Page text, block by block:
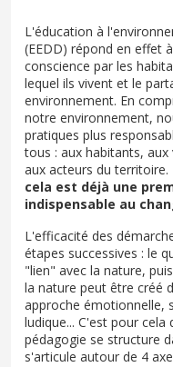
L'éducation à
(EEDD) répond en effet
conscience par les
lequel ils vivent et le
environnement. En
notre environnement,
pratiques plus
tous : aux habitants,
aux acteurs du territoire.
cela est déjà une
indispensable au
L'efficacité des
étapes successives : le
"lien" avec la nature,
la nature peut être créé
approche émotionnelle,
ludique... C'est pour
pédagogie se structure
s'articule autour de 4